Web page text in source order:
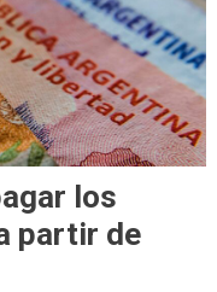
los
partir de